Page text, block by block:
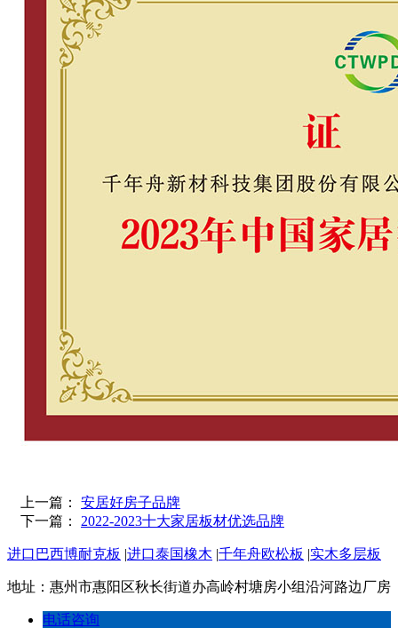
上一篇： 安居好房子品牌
下一篇： 2022-2023十大家居板材优选品牌
进口巴西博耐克板 |进口泰国橡木 |千年舟欧松板 |实木多层板
地址：惠州市惠阳区秋长街道办高岭村塘房小组沿河路边厂房
电话咨询